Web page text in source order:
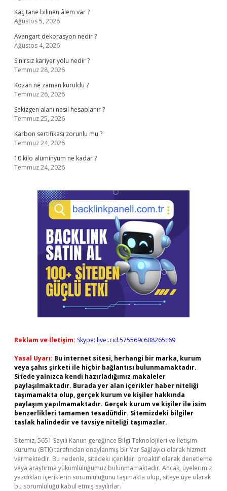
Kaç tane bilinen âlem var ?
Ağustos 5, 2026
Avangart dekorasyon nedir ?
Ağustos 4, 2026
Sınırsız kariyer yolu nedir ?
Temmuz 28, 2026
Kozan ne zaman kuruldu ?
Temmuz 26, 2026
Sekizgen alanı nasıl hesaplanır ?
Temmuz 25, 2026
Karbon sertifikası zorunlu mu ?
Temmuz 24, 2026
10 kilo alüminyum ne kadar ?
Temmuz 24, 2026
Reklam ve İletişim: Skype: live:.cid.575569c608265c69
Yasal Uyarı: Bu internet sitesi, herhangi bir marka, kurum
veya şahıs şirketi ile hiçbir bağlantısı bulunmamaktadır.
Sitede yalnızca kendi hazırladığımız makaleler
paylaşılmaktadır. Burada yer alan içerikler haber niteliği
taşımamakta olup, gerçek kurum ve kişiler hakkında
paylaşım yapılmamaktadır. Gerçek kurum ve kişiler ile isim
benzerlikleri tamamen tesadüfidir. Sitemizdeki bilgiler
taslak halindedir ve tavsiye niteliği taşımazlar.
Sitemiz, 5651 Sayılı Kanun gereğince Bilgi Teknolojileri ve İletişim
Kurumu (BTK) tarafından onaylanmış bir Yer Sağlayıcı olarak hizmet
vermektedir. Bu nedenle, sitedeki içerikleri proaktif olarak denetleme
veya araştırma yükümlülüğümüz bulunmamaktadır. Ancak, üyelerimiz
yazdıkları içeriklerin sorumluluğunu taşımakta olup, siteye üye olarak
bu sorumluluğu kabul etmiş sayılırlar.